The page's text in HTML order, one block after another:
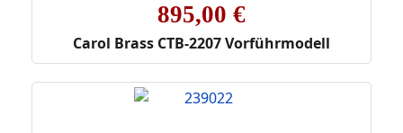
895,00 €
Carol Brass CTB-2207 Vorführmodell